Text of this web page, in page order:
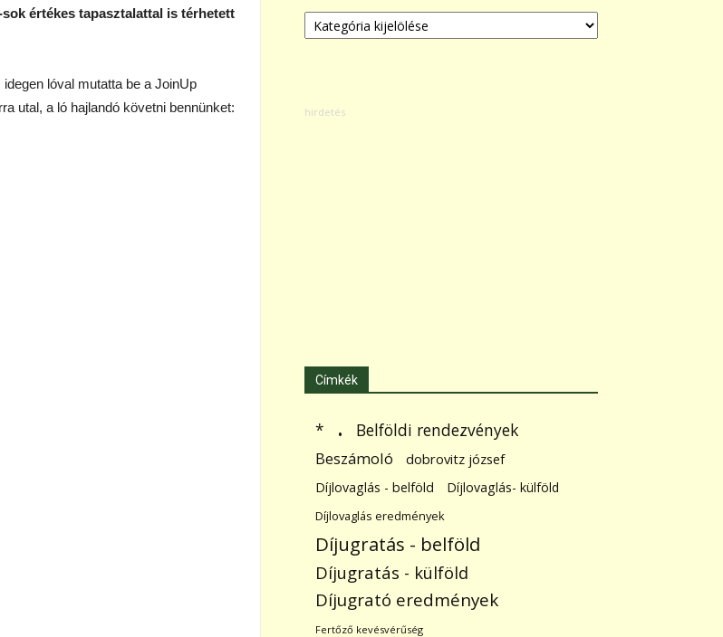
értékes tapasztalattal is térhetett
lóval mutatta be a JoinUp
utal, a ló hajlandó követni bennünket:
Kategóriák
Címkék
* . Belföldi rendezvények
Beszámoló dobrovitz józsef
Díjlovaglás - belföld Díjlovaglás- külföld
Díjlovaglás eredmények
Díjugratás - belföld
Díjugratás - külföld
Díjugrató eredmények
Fertőző kevésvérűség